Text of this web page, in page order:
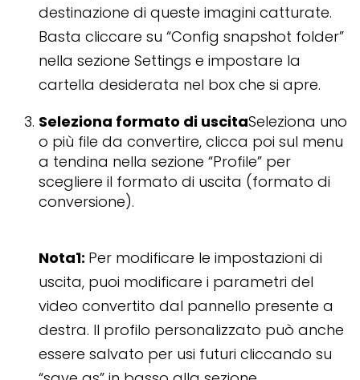
destinazione di queste imagini catturate.
Basta cliccare su “Config snapshot folder”
nella sezione Settings e impostare la
cartella desiderata nel box che si apre.
Seleziona formato di uscitaSeleziona uno
o più file da convertire, clicca poi sul menu
a tendina nella sezione “Profile” per
scegliere il formato di uscita (formato di
conversione).
Nota1: Per modificare le impostazioni di
uscita, puoi modificare i parametri del
video convertito dal pannello presente a
destra. Il profilo personalizzato può anche
essere salvato per usi futuri cliccando su